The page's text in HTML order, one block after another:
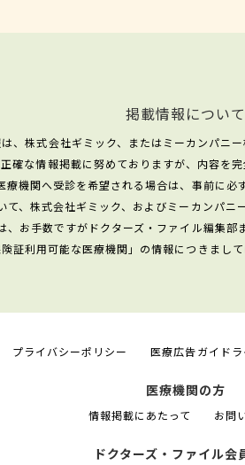
掲載情報について
、株式会社ギミック、またはミーカンパニ
確な情報掲載に努めておりますが、内容を
療機関へ受診を希望される場合は、事前に必
、株式会社ギミック、およびミーカンパニ
、お手数ですがドクターズ・ファイル編集部
証利用可能な医療機関」の情報につきまし
プライバシーポリシー 医療広告ガイド
医療機関の方
情報掲載にあたって お問
ドクターズ・ファイル会